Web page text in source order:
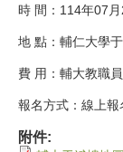
時 間：114年07
地 點：輔仁大學
費 用：輔大教職
報名方式：線上報
附件: